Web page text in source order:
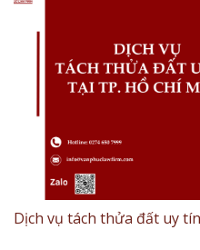
Dịch vụ tách thửa đất uy